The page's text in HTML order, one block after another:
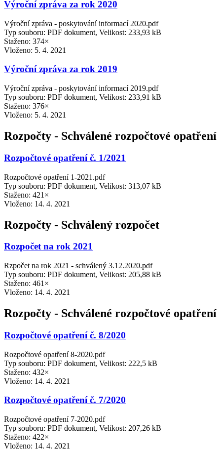
Výroční zpráva za rok 2020
Výroční zpráva - poskytování informací 2020.pdf
Typ souboru: PDF dokument, Velikost: 233,93 kB
Staženo: 374×
Vloženo: 5. 4. 2021
Výroční zpráva za rok 2019
Výroční zpráva - poskytování informací 2019.pdf
Typ souboru: PDF dokument, Velikost: 233,91 kB
Staženo: 376×
Vloženo: 5. 4. 2021
Rozpočty - Schválené rozpočtové opatření
Rozpočtové opatření č. 1/2021
Rozpočtové opatření 1-2021.pdf
Typ souboru: PDF dokument, Velikost: 313,07 kB
Staženo: 421×
Vloženo: 14. 4. 2021
Rozpočty - Schválený rozpočet
Rozpočet na rok 2021
Rzpočet na rok 2021 - schválený 3.12.2020.pdf
Typ souboru: PDF dokument, Velikost: 205,88 kB
Staženo: 461×
Vloženo: 14. 4. 2021
Rozpočty - Schválené rozpočtové opatření
Rozpočtové opatření č. 8/2020
Rozpočtové opatření 8-2020.pdf
Typ souboru: PDF dokument, Velikost: 222,5 kB
Staženo: 432×
Vloženo: 14. 4. 2021
Rozpočtové opatření č. 7/2020
Rozpočtové opatření 7-2020.pdf
Typ souboru: PDF dokument, Velikost: 207,26 kB
Staženo: 422×
Vloženo: 14. 4. 2021